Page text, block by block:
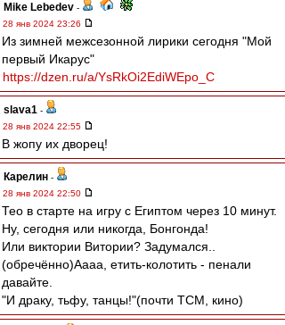
Mike Lebedev -
28 янв 2024 23:26
Из зимней межсезонной лирики сегодня "Мой
первый Икарус"
https://dzen.ru/a/YsRkOi2EdiWEpo_C
slava1 -
28 янв 2024 22:55
В жопу их дворец!
Карелин -
28 янв 2024 22:50
Тео в старте на игру с Египтом через 10 минут.
Ну, сегодня или никогда, Бонгонда!
Или виктории Витории? Задумался..
(обречённо)Аааа, етить-колотить - пенали
давайте.
"И драку, тьфу, танцы!"(почти ТСМ, кино)